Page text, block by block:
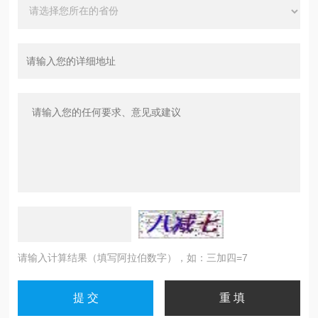
请输入计算结果（填写阿拉伯数字），如：三加四=7